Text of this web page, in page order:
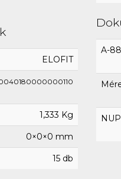
A-
ELOFIT
1,333 Kg
0×0×0 mm
15 db